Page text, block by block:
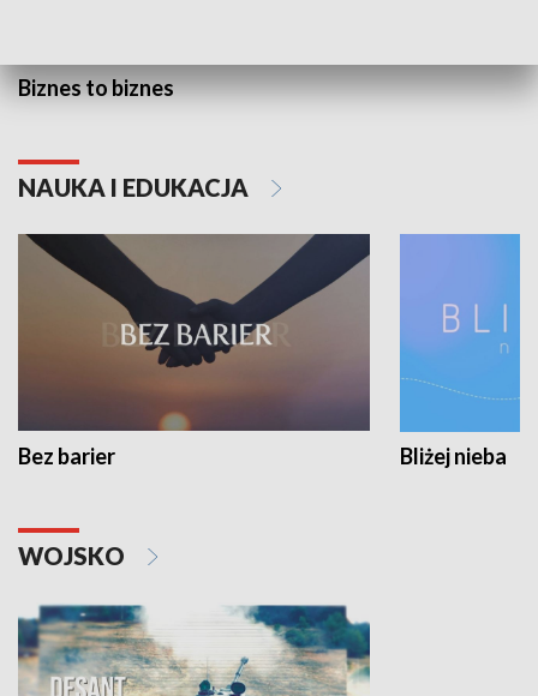
Biznes to biznes
NAUKA I EDUKACJA
Bez barier Bliżej nieba
WOJSKO